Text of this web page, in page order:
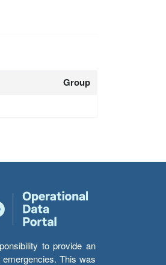
Group
to provide an
This was